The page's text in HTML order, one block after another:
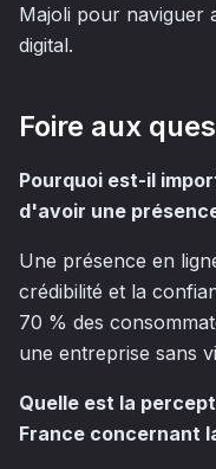
Majoli pour naviguer
digital.
Foire aux
Pourquoi est-il
d'avoir une
Une présence en
crédibilité et la
70 % des
une entreprise sans
Quelle est la
France concernant